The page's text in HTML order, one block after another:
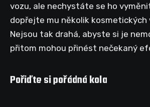
vozu, ale nechystáte se ho
dopřejte mu několik kosmetických
Nejsou tak drahá, abyste si je
přitom mohou přinést nečekaný
Pořiďte si pořádná kola